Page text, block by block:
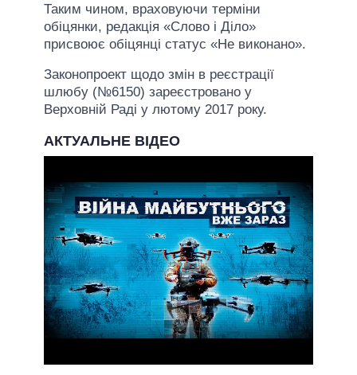
Таким чином, враховуючи терміни
обіцянки, редакція «Слово і Діло»
присвоює обіцянці статус «Не виконано».
Законопроект щодо змін в реєстрації
шлюбу (№6150) зареєстровано у
Верховній Раді у лютому 2017 року.
АКТУАЛЬНЕ ВІДЕО